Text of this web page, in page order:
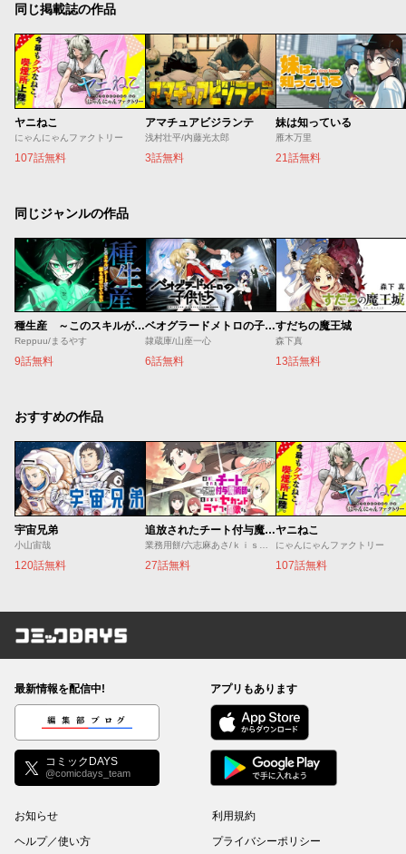
同じ掲載誌の作品
ヤニねこ
にゃんにゃんファクトリー
107話無料
アマチュアビジランテ
浅村壮平/内藤光太郎
3話無料
妹は知っている
雁木万里
21話無料
同じジャンルの作品
種生産 ～このスキルがチートだとまだ誰も気付いていない～
Reppuu/まるやす
9話無料
ベオグラードメトロの子供たち
隷蔵庫/山座一心
6話無料
すだちの魔王城
森下真
13話無料
おすすめの作品
宇宙兄弟
小山宙哉
120話無料
追放されたチート付与魔術師は気ままなセカンドライフを謳歌する。 ～俺は武器だけじゃなく、あらゆるものに『強化ポイント』を付与できるし、俺の意思でいつでも効果を解除できるけど、残った人たち大丈夫？～
業務用餅/六志麻あさ/ｋｉｓｕｉ
27話無料
ヤニねこ
にゃんにゃんファクトリー
107話無料
コミックDAYS
最新情報を配信中!
編集部ブログ
コミックDAYS
@comicdays_team
アプリもあります
お知らせ
ヘルプ／使い方
利用規約
プライバシーポリシー